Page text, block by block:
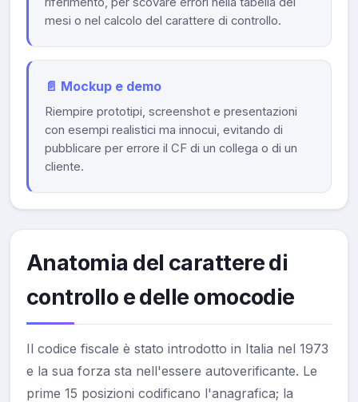
mesi o nel calcolo del carattere di controllo.
📄 Mockup e demo
Riempire prototipi, screenshot e presentazioni
con esempi realistici ma innocui, evitando di
pubblicare per errore il CF di un collega o di un
cliente.
Anatomia del carattere di
controllo e delle omocodie
Il codice fiscale è stato introdotto in Italia nel 1973
e la sua forza sta nell'essere autoverificante. Le
prime 15 posizioni codificano l'anagrafica; la